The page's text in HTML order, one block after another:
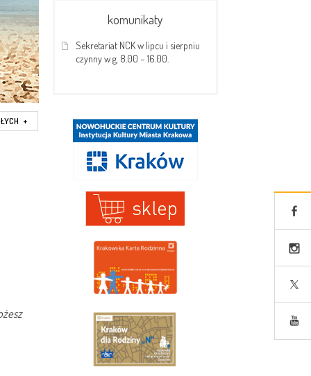
+
komunikaty
Sekretariat NCK w lipcu i sierpniu
czynny w g. 8.00 – 16.00.